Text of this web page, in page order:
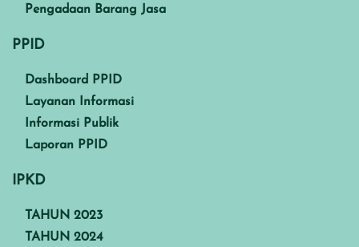
Pengadaan Barang Jasa
PPID
Dashboard PPID
Layanan Informasi
Informasi Publik
Laporan PPID
IPKD
TAHUN 2023
TAHUN 2024